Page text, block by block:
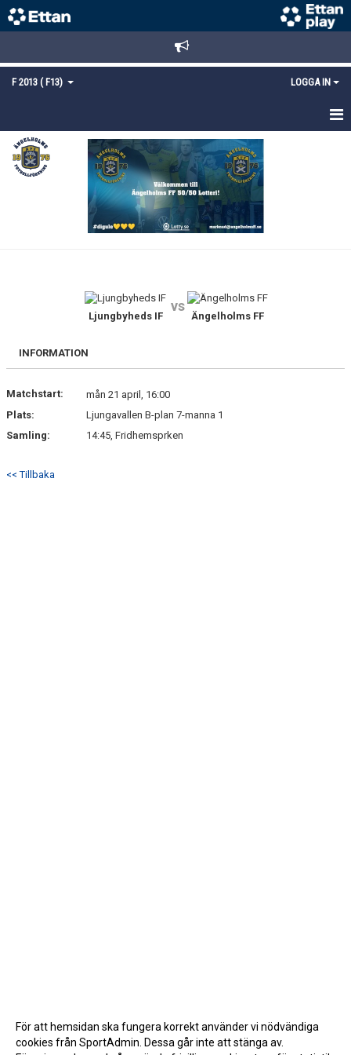
F 2013 ( F13) LOGGA IN
HEM
NYHETER
KONTAKT
Ljungbyheds IF
vs
Ängelholms FF
INFORMATION
Matchstart:
mån 21 april, 16:00
Plats:
Ljungavallen B-plan 7-manna 1
Samling:
14:45, Fridhemsprken
<< Tillbaka
För att hemsidan ska fungera korrekt använder vi nödvändiga
cookies från SportAdmin. Dessa går inte att stänga av.